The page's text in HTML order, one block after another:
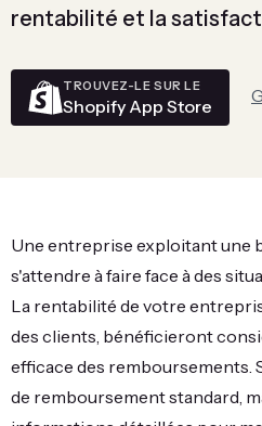
rentabilité et la
TROUVEZ-LE SUR LE
Shopify App Store
Une entreprise exploitant une
s'attendre à faire face à des
La rentabilité de votre
des clients, bénéficieront
efficace des remboursements.
de remboursement standard,